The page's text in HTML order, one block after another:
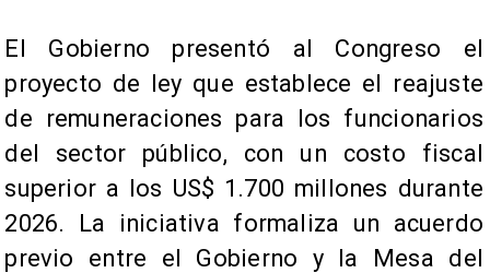
El Gobierno presentó al Congreso el
proyecto de ley que establece el reajuste
de remuneraciones para los funcionarios
del sector público, con un costo fiscal
superior a los US$ 1.700 millones durante
2026. La iniciativa formaliza un acuerdo
previo entre el Gobierno y la Mesa del